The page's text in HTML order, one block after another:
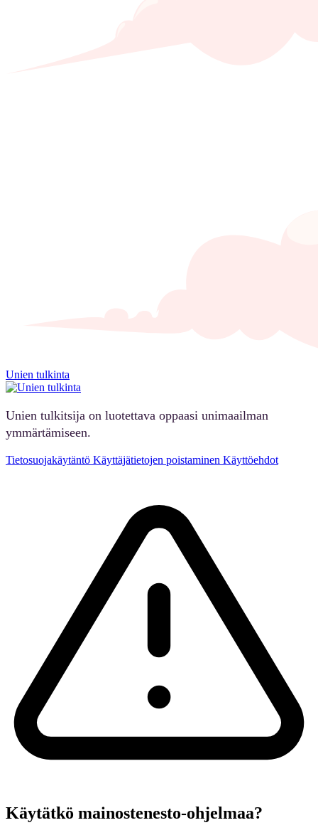
Unien tulkinta
Unien tulkitsija on luotettava oppaasi unimaailman
ymmärtämiseen.
Tietosuojakäytäntö Käyttäjätietojen poistaminen Käyttöehdot
Käytätkö mainostenesto-ohjelmaa?